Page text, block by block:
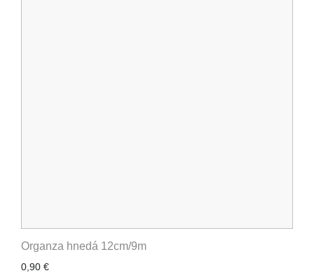
Organza hnedá 12cm/9m
0,90 €